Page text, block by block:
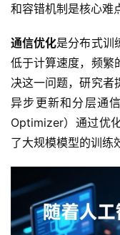
和容错机制是核心难
通信优化是分布式训
低于计算速度，频繁
决这一问题，研究者
异步更新和分层通
Optimizer）通过优
了大规模模型的训练